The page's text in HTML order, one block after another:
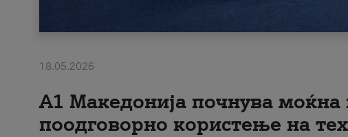
18.05.2026
A1 Македонија почнува
поодговорно користење на